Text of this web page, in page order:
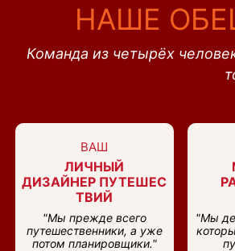
НАШЕ
Команда из четырёх
ВАШ
ЛИЧНЫЙ
ДИЗАЙНЕР ПУТЕШЕС
ТВИЙ
"Мы прежде всего
путешественники, а уже
потом планировщики."
"Мы